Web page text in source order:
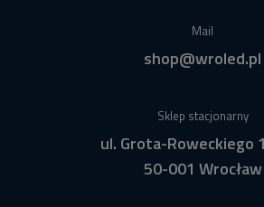
Mail
shop@wroled.pl
Sklep stacjonarny
ul. Grota-Roweckiego
50-001 Wrocław